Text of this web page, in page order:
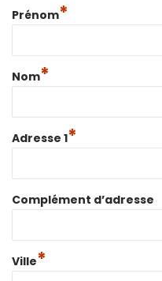
Prénom*
Nom*
Adresse 1*
Complément d’adresse
Ville*